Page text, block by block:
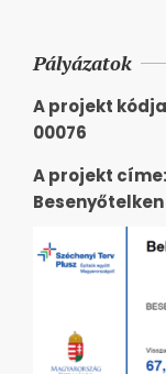
Pályázatok
A projekt
00076
A projekt
Besenyőtelken